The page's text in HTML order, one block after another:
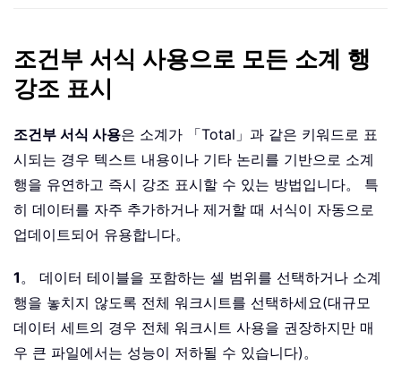
조건부 서식 사용으로 모든 소계 행
강조 표시
조건부 서식 사용은 소계가 「Total」과 같은 키워드로 표
시되는 경우 텍스트 내용이나 기타 논리를 기반으로 소계
행을 유연하고 즉시 강조 표시할 수 있는 방법입니다。 특
히 데이터를 자주 추가하거나 제거할 때 서식이 자동으로
업데이트되어 유용합니다。
1 。 데이터 테이블을 포함하는 셀 범위를 선택하거나 소계
행을 놓치지 않도록 전체 워크시트를 선택하세요(대규모
데이터 세트의 경우 전체 워크시트 사용을 권장하지만 매
우 큰 파일에서는 성능이 저하될 수 있습니다)。